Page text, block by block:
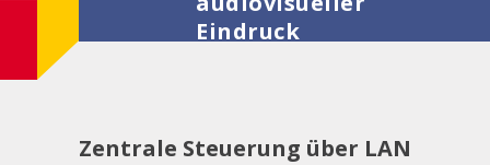
Eindruck
Zentrale Steuerung über LAN